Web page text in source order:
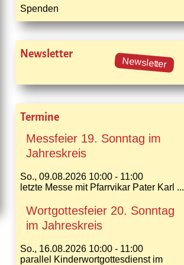
Spenden
Newsletter
Newsletter
Termine
Messfeier 19. Sonntag im
Jahreskreis
So., 09.08.2026 10:00 - 11:00
letzte Messe mit Pfarrvikar Pater Karl ...
Wortgottesfeier 20. Sonntag
im Jahreskreis
So., 16.08.2026 10:00 - 11:00
parallel Kinderwortgottesdienst im